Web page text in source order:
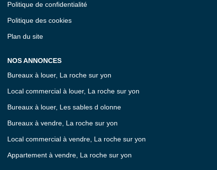
Politique de confidentialité
Politique des cookies
Plan du site
NOS ANNONCES
Bureaux à louer, La roche sur yon
Local commercial à louer, La roche sur yon
Bureaux à louer, Les sables d olonne
Bureaux à vendre, La roche sur yon
Local commercial à vendre, La roche sur yon
Appartement à vendre, La roche sur yon